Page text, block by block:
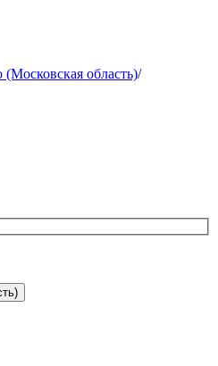
(Московская область)/